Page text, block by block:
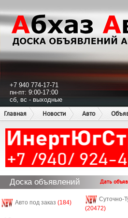
+7 940 774-17-71
пн-пт: 9:00-17:00
сб, вс - выходные
Главная
Новости Авто
Доска объявлений Дать
Авто под заказ (184)
Суточно-
(20472)